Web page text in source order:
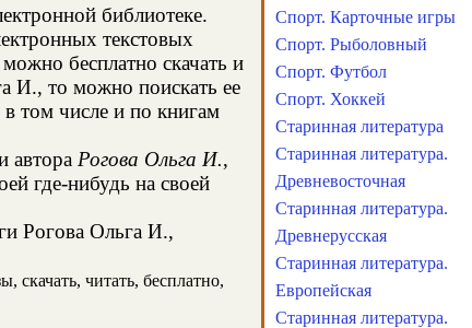
библиотеке.
текстовых
бесплатно скачать и
И., то можно поискать ее
том числе и по книгам
автора Рогова Ольга И.,
где-нибудь на своей
Рогова Ольга И.,
скачать, читать, бесплатно,
Спорт. Карточные игры
Спорт. Рыболовный
Спорт. Футбол
Спорт. Хоккей
Старинная литература
Старинная литература.
Древневосточная
Старинная литература.
Древнерусская
Старинная литература.
Европейская
Старинная литература.